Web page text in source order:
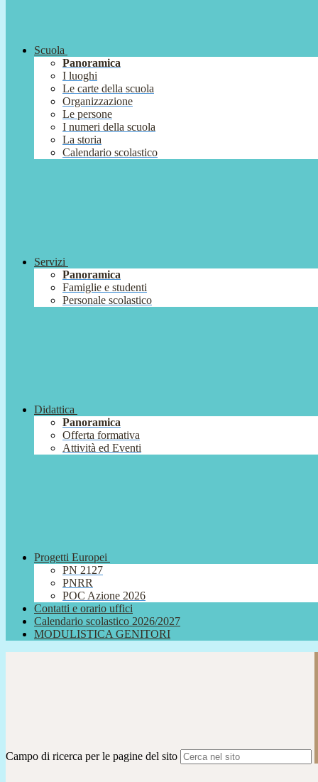
Scuola
Panoramica
I luoghi
Le carte della scuola
Organizzazione
Le persone
I numeri della scuola
La storia
Calendario scolastico
Servizi
Panoramica
Famiglie e studenti
Personale scolastico
Didattica
Panoramica
Offerta formativa
Attività ed Eventi
Progetti Europei
PN 2127
PNRR
POC Azione 2026
Contatti e orario uffici
Calendario scolastico 2026/2027
MODULISTICA GENITORI
Campo di ricerca per le pagine del sito